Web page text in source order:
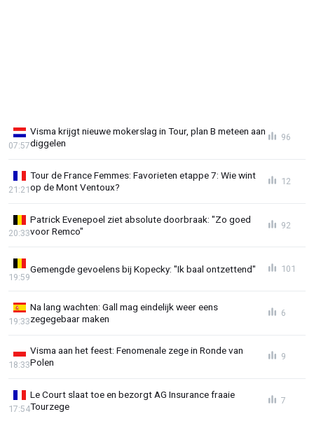
Visma krijgt nieuwe mokerslag in Tour, plan B meteen aan
diggelen
07:57
96
Tour de France Femmes: Favorieten etappe 7: Wie wint
op de Mont Ventoux?
21:21
12
Patrick Evenepoel ziet absolute doorbraak: "Zo goed
voor Remco"
20:33
92
Gemengde gevoelens bij Kopecky: "Ik baal ontzettend"
19:59
101
Na lang wachten: Gall mag eindelijk weer eens
zegegebaar maken
19:33
6
Visma aan het feest: Fenomenale zege in Ronde van
Polen
18:33
9
Le Court slaat toe en bezorgt AG Insurance fraaie
Tourzege
17:54
7